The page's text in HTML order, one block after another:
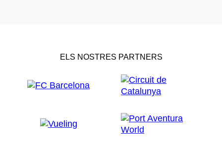
ELS NOSTRES PARTNERS